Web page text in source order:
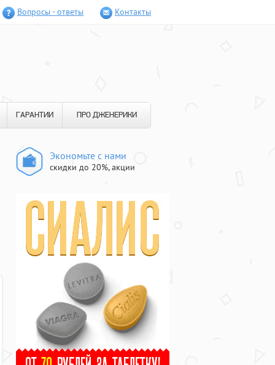
Вопросы - ответы Контакты
ГАРАНТИИ ПРО ДЖЕНЕРИКИ
Экономьте с нами
скидки до 20%, акции